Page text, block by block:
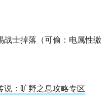
士掉落（可偷：电属性缴
说：旷野之息攻略专区